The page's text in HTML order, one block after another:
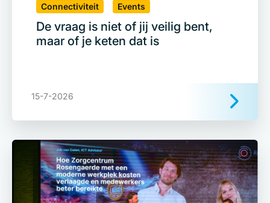
Connectiviteit Events
De vraag is niet of jij veilig bent,
maar of je keten dat is
15-7-2026